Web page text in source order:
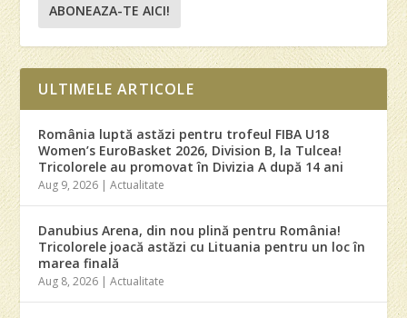
ABONEAZA-TE AICI!
ULTIMELE ARTICOLE
România luptă astăzi pentru trofeul FIBA U18
Women’s EuroBasket 2026, Division B, la Tulcea!
Tricolorele au promovat în Divizia A după 14 ani
Aug 9, 2026 |Actualitate
Danubius Arena, din nou plină pentru România!
Tricolorele joacă astăzi cu Lituania pentru un loc în
marea finală
Aug 8, 2026 |Actualitate